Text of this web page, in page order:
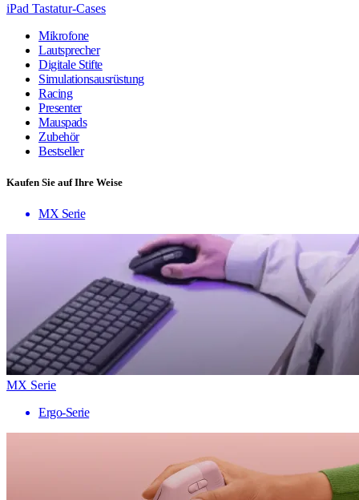
iPad Tastatur-Cases
Mikrofone
Lautsprecher
Digitale Stifte
Simulationsausrüstung
Racing
Presenter
Mauspads
Zubehör
Bestseller
Kaufen Sie auf Ihre Weise
MX Serie
MX Serie
Ergo-Serie